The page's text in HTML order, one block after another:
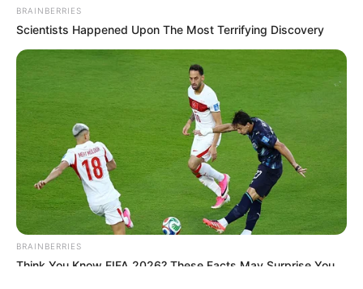
ΤΑΥΤΟΤΗΤΑ ΚΑΙ ΕΠΙΚΟΙΝΩΝΙΑ ΟΡΟΙ ΧΡΗΣΗΣ
© 2025 EVIANEWS του Γιώργου Κουτσελίνη
BRAINBERRIES
Scientists Happened Upon The Most Terrifying Discovery
BRAINBERRIES
Think You Know FIFA 2026? These Facts May Surprise You